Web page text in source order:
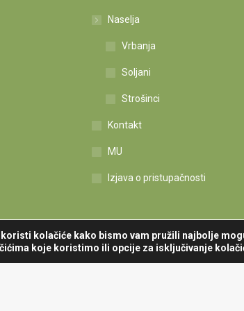
Naselja
Vrbanja
Soljani
Strošinci
Kontakt
MU
Izjava o pristupačnosti
koristi kolačiće kako bismo vam pružili najbolje
koje koristimo ili opcije za isključivanje